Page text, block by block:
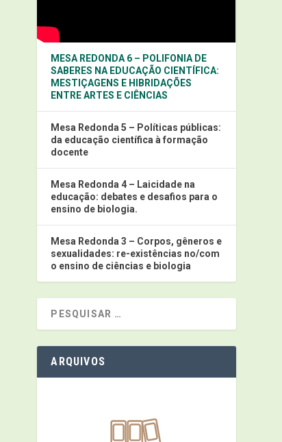
MESA REDONDA 6 – POLIFONIA DE
SABERES NA EDUCAÇÃO CIENTÍFICA:
MESTIÇAGENS E HIBRIDAÇÕES
ENTRE ARTES E CIÊNCIAS
Mesa Redonda 5 – Políticas públicas:
da educação científica à formação
docente
Mesa Redonda 4 – Laicidade na
educação: debates e desafios para o
ensino de biologia.
Mesa Redonda 3 – Corpos, gêneros e
sexualidades: re-existências no/com
o ensino de ciências e biologia
ARQUIVOS